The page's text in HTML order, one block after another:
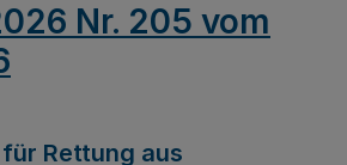
Nr. 205 vom
Rettung aus